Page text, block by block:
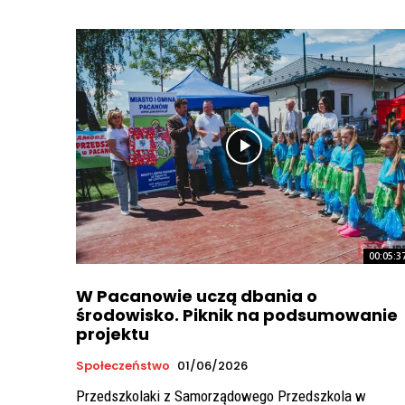
W Pacanowie uczą dbania o
środowisko. Piknik na podsumowanie
projektu
Społeczeństwo 01/06/2026
Przedszkolaki z Samorządowego Przedszkola w